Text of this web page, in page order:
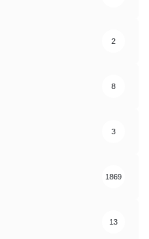
2
8
3
1869
13